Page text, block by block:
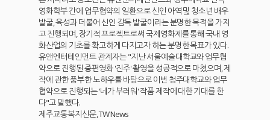
영화학부 간에 업무협약의 일환으로 신인 아역 및 청소년 배우
발굴, 육성과 더불어 신인 감독 발굴이라는 분명한 목적을 가지
고 진행되며, 장기적 프로젝트로써 국제영화제를 통해 국내 영
화산업의 기초를 확고하게 다지고자 하는 분명한 목표가 있다.
유앤엔터테인먼트 관계자는 "지난 서울예술대학교와 업무협
약으로 진행된 중편영화 '진주' 촬영을 성공적으로 마쳤으며, 제
작에 관한 풍부한 노하우를 바탕으로 이번 청주대학교와 업무
협약으로 진행되는 '네가 부러워' 작품 제작에 대한 기대를 한
다"고 말했다.
제주교통복지신문, TW News